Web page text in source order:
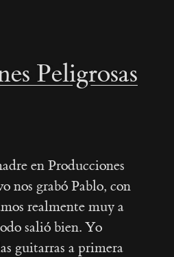
Peligrosas
en Producciones
nos grabó Pablo, con
realmente muy a
salió bien. Yo
guitarras a primera